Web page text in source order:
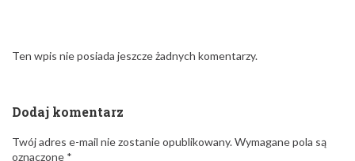
Ten wpis nie posiada jeszcze żadnych komentarzy.
Dodaj komentarz
Twój adres e-mail nie zostanie opublikowany.Wymagane pola są
oznaczone *